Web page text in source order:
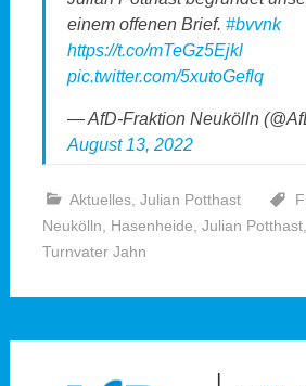
einem offenen Brief. #bvvnk
https://t.co/mTeGz5Ejkl
pic.twitter.com/5xutoGeflq
— AfD-Fraktion Neukölln
August 13, 2022
Aktuelles, Julian Potthast
Neukölln
Hasenheide Julian Potthast,
Turnvater Jahn